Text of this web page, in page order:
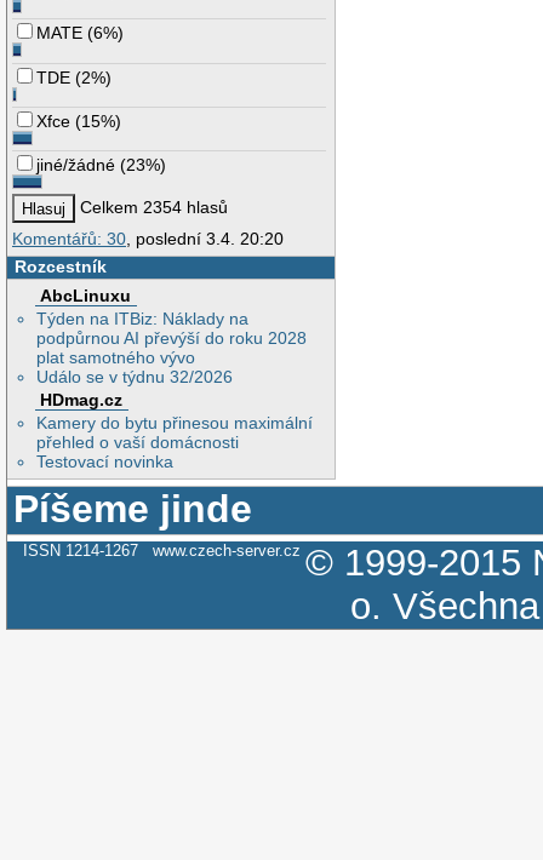
MATE (6%)
TDE (2%)
Xfce (15%)
jiné/žádné (23%)
Celkem 2354 hlasů
Komentářů: 30 , poslední 3.4. 20:20
Rozcestník
AbcLinuxu
Týden na ITBiz: Náklady na
podpůrnou AI převýší do roku 2028
plat samotného vývo
Událo se v týdnu 32/2026
HDmag.cz
Kamery do bytu přinesou maximální
přehled o vaší domácnosti
Testovací novinka
Píšeme jinde
ISSN 1214-1267 www.czech-server.cz © 1999-2015
o.